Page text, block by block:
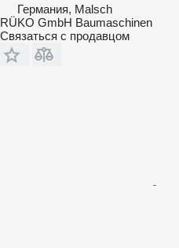
Германия, Malsch
RÜKO GmbH Baumaschinen
Связаться с продавцом